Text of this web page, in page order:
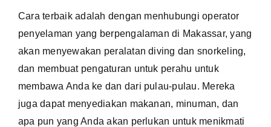
Cara terbaik adalah dengan menhubungi operator
penyelaman yang berpengalaman di Makassar, yang
akan menyewakan peralatan diving dan snorkeling,
dan membuat pengaturan untuk perahu untuk
membawa Anda ke dan dari pulau-pulau. Mereka
juga dapat menyediakan makanan, minuman, dan
apa pun yang Anda akan perlukan untuk menikmati